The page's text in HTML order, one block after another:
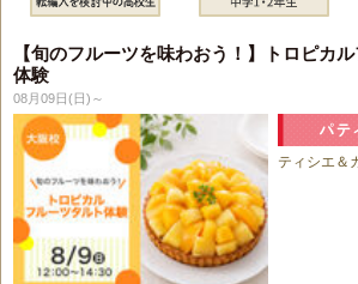
【旬のフルーツを味わおう！】トロピカ
体験
08月09日(日)～
ティシエ＆